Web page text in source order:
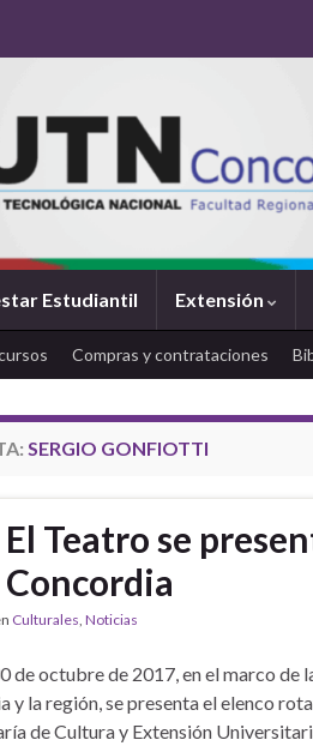
Estudiantil Extensión
Compras y contrataciones
SERGIO GONFIOTTI
El Teatro se
Concordia
Culturales Noticias
de octubre de 2017, en el marco de
y la región, se presenta el elenco
de Cultura y Extensión